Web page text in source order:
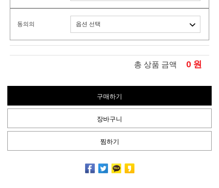
동의의
총 상품 금액 0 원
구매하기
장바구니
찜하기